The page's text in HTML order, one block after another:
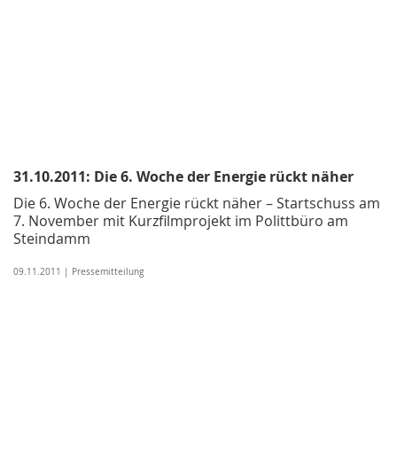
31.10.2011: Die 6. Woche der Energie rückt näher
Die 6. Woche der Energie rückt näher – Startschuss am
7. November mit Kurzfilmprojekt im Polittbüro am
Steindamm
09.11.2011 | Pressemitteilung